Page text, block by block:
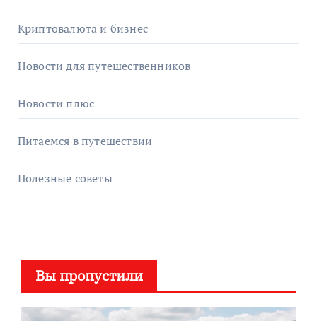
Криптовалюта и бизнес
Новости для путешественников
Новости плюс
Питаемся в путешествии
Полезные советы
Вы пропустили